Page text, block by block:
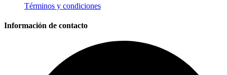
Términos y condiciones
Información de contacto